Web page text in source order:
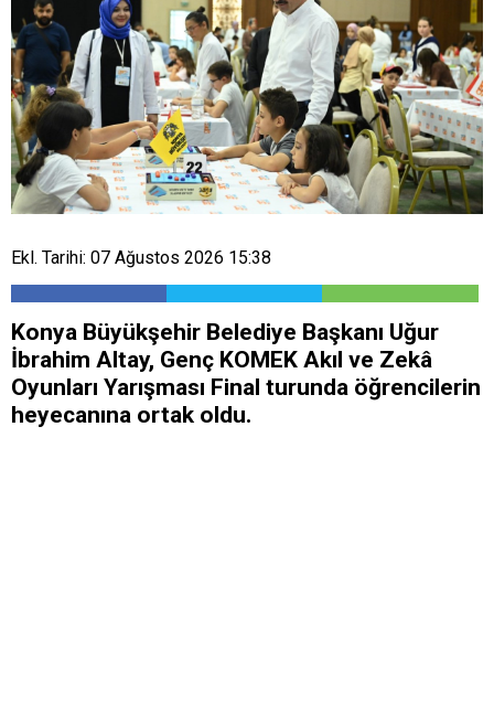
Ekl. Tarihi: 07 Ağustos 2026 15:38
Konya Büyükşehir Belediye Başkanı Uğur
İbrahim Altay, Genç KOMEK Akıl ve Zekâ
Oyunları Yarışması Final turunda öğrencilerin
heyecanına ortak oldu.